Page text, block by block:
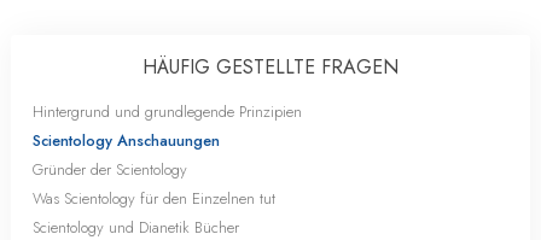
HÄUFIG GESTELLTE FRAGEN
Hintergrund und grundlegende Prinzipien
Scientology Anschauungen
Gründer der Scientology
Was Scientology für den Einzelnen tut
Scientology und Dianetik Bücher